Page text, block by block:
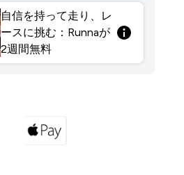
自信を持って走り、レ
ースに挑む：Runnaが
2週間無料